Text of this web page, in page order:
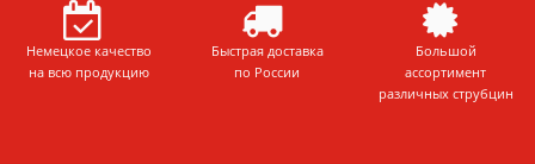
Немецкое качество
на всю продукцию
Быстрая доставка
по России
Большой
ассортимент
различных струбцин